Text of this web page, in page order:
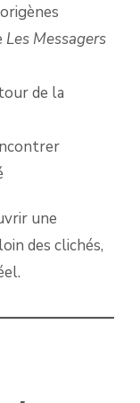
Les Messagers
de la
une
des clichés,